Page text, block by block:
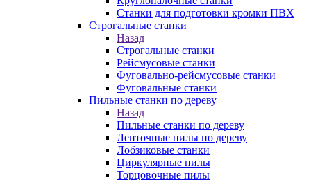
Станки для подготовки кромки ПВХ
Строгальные станки
Назад
Строгальные станки
Рейсмусовые станки
Фуговально-рейсмусовые станки
Фуговальные станки
Пильные станки по дереву
Назад
Пильные станки по дереву
Ленточные пилы по дереву
Лобзиковые станки
Циркулярные пилы
Торцовочные пилы